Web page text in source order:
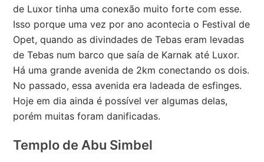
de Luxor tinha uma conexão muito forte com esse.
Isso porque uma vez por ano acontecia o Festival de
Opet, quando as divindades de Tebas eram levadas
de Tebas num barco que saía de Karnak até Luxor.
Há uma grande avenida de 2km conectando os dois.
No passado, essa avenida era ladeada de esfinges.
Hoje em dia ainda é possível ver algumas delas,
porém muitas foram danificadas.
Templo de Abu Simbel